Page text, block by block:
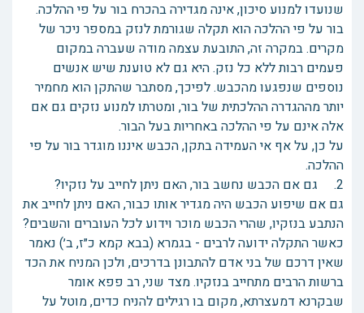
שנועדו למנוע סיכון, אינה מגדירה בהכרח בור על פי ההלכה.
בור על פי ההלכה הוא תקלה שגורמת לנזק במספר ניכר של
מקרים. במקרה זה, התובעת עצמה מודה שעברה במקום
פעמים רבות ללא כל נזק. היא גם לא טוענת שיש אנשים
נוספים שנפגעו מהכבש. לפיכך, מסתבר שהתקן הוא מחמיר
יותר מההגדרה ההלכתית של בור, ומטרתו למנוע נזקים גם אם
אלה אינם על פי ההלכה באחריות בעל הבור.
על כן, על אף אי העמידה בתקן, הכבש איננו מוגדר בור על פי
ההלכה.
2. גם אם הכבש נחשב בור, האם ניתן לחייב על נזקיו?
גם אם שיפוע הכבש היה מגדיר אותו כבור, האם ניתן לחייב את
הנתבע בנזקיו, שהרי הכבש מוכר וידוע לכל העוברים והשבים?
כאשר התקלה ידועה לרבים - בגמרא (בבא קמא כ״ז, ב׳) נאמר
שאין דרכם של בני אדם להתבונן בדרכים, ולכן המניח את הכד
ברשות הרבים מתחייב בנזקיו. מצד שני, רב פפא אומר
שבקרנא דמעצרתא, מקום בו רגילים להניח כדים, מוטל על